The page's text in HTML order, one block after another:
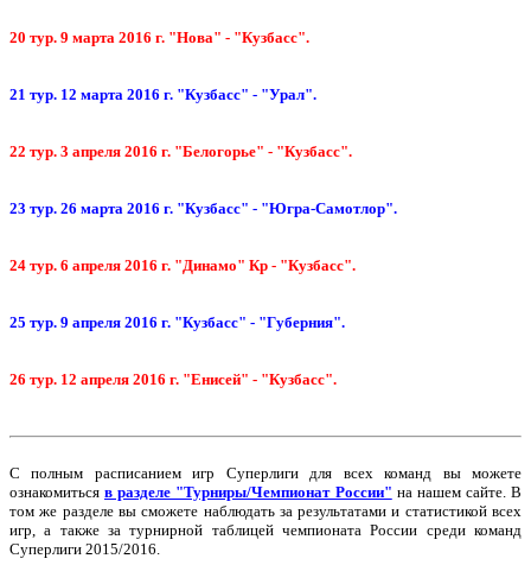
20 тур. 9 марта 2016 г. "Нова" - "Кузбасс".
21 тур. 12 марта 2016 г. "Кузбасс" - "Урал".
22 тур. 3 апреля 2016 г. "Белогорье" - "Кузбасс".
23 тур. 26 марта 2016 г. "Кузбасс" - "Югра-Самотлор".
24 тур. 6 апреля 2016 г. "Динамо" Кр - "Кузбасс".
25 тур. 9 апреля 2016 г. "Кузбасс" - "Губерния".
26 тур. 12 апреля 2016 г. "Енисей" - "Кузбасс".
С полным расписанием игр Суперлиги для всех команд вы можете
ознакомитьсяв разделе "Турниры/Чемпионат России" на нашем сайте. В
том же разделе вы сможете наблюдать за результатами и статистикой всех
игр, а также за турнирной таблицей чемпионата России среди команд
Суперлиги 2015/2016.